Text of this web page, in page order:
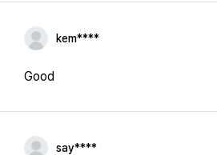
kem****
Good
say****